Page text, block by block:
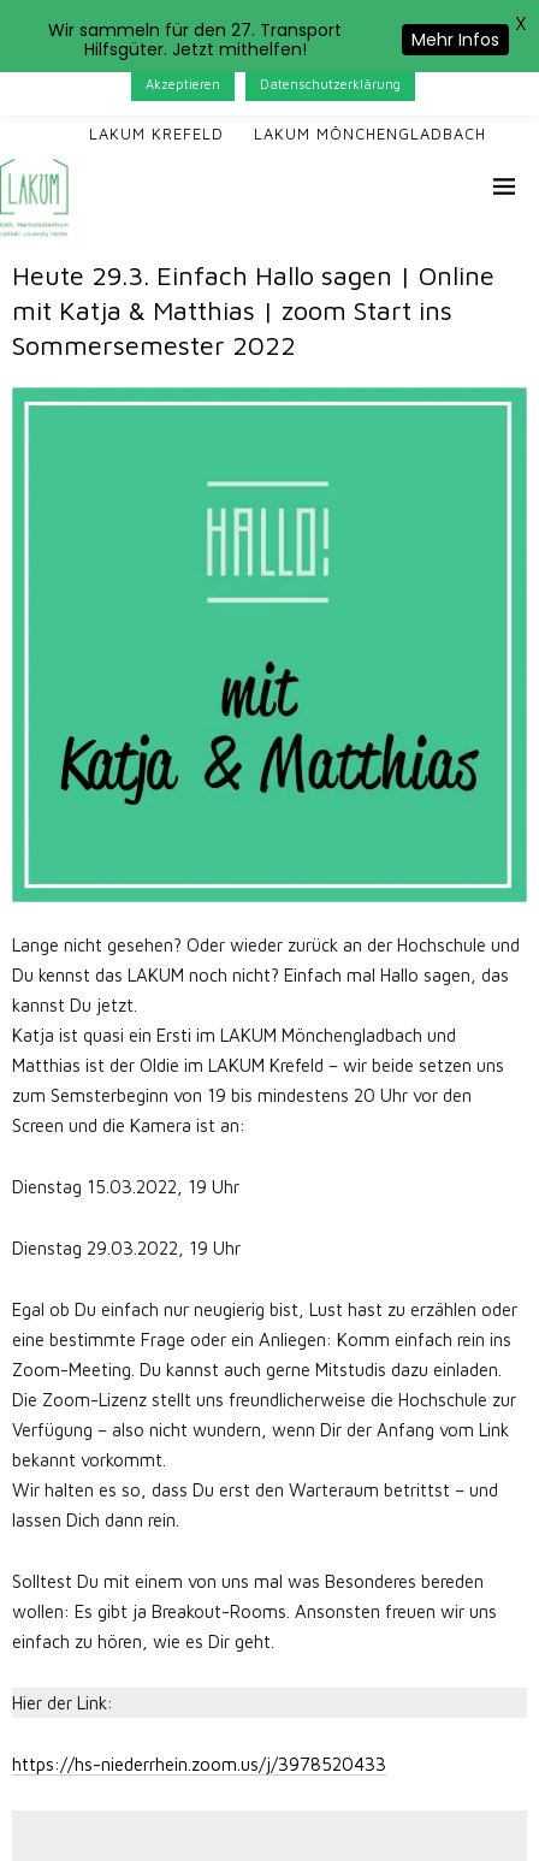
LAKUM KREFELD LAKUM MÖNCHENGLADBACH
Heute 29.3. Einfach Hallo sagen | Online
mit Katja & Matthias | zoom Start ins
Sommersemester 2022
Lange nicht gesehen? Oder wieder zurück an der Hochschule und
Du kennst das LAKUM noch nicht? Einfach mal Hallo sagen, das
kannst Du jetzt.
Katja ist quasi ein Ersti im LAKUM Mönchengladbach und
Matthias ist der Oldie im LAKUM Krefeld – wir beide setzen uns
zum Semsterbeginn von 19 bis mindestens 20 Uhr vor den
Screen und die Kamera ist an:
Dienstag 15.03.2022, 19 Uhr
Dienstag 29.03.2022, 19 Uhr
Egal ob Du einfach nur neugierig bist, Lust hast zu erzählen oder
eine bestimmte Frage oder ein Anliegen: Komm einfach rein ins
Zoom-Meeting. Du kannst auch gerne Mitstudis dazu einladen.
Die Zoom-Lizenz stellt uns freundlicherweise die Hochschule zur
Verfügung – also nicht wundern, wenn Dir der Anfang vom Link
bekannt vorkommt.
Wir halten es so, dass Du erst den Warteraum betrittst – und
lassen Dich dann rein.
Solltest Du mit einem von uns mal was Besonderes bereden
wollen: Es gibt ja Breakout-Rooms. Ansonsten freuen wir uns
einfach zu hören, wie es Dir geht.
Hier der Link:
https://hs-niederrhein.zoom.us/j/3978520433
Das LAKUM verwendet Cookies. Wenn Sie auf der Seite
weitersurfen, stimmen Sie der Cookie-Nutzung zu.
Akzeptieren Datenschutzerklärung
Wir sammeln für den 27. Transport
Hilfsgüter. Jetzt mithelfen!
Mehr Infos
X